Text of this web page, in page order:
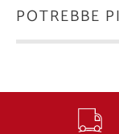
POTREBBE